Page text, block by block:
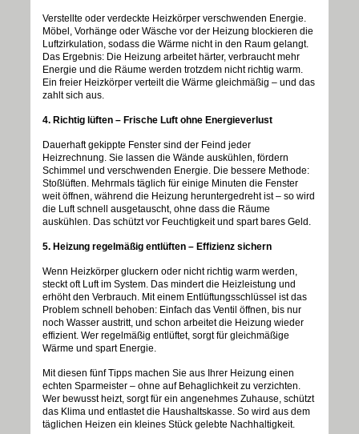
Verstellte oder verdeckte Heizkörper verschwenden Energie.
Möbel, Vorhänge oder Wäsche vor der Heizung blockieren die
Luftzirkulation, sodass die Wärme nicht in den Raum gelangt.
Das Ergebnis: Die Heizung arbeitet härter, verbraucht mehr
Energie und die Räume werden trotzdem nicht richtig warm.
Ein freier Heizkörper verteilt die Wärme gleichmäßig – und das
zahlt sich aus.
4. Richtig lüften – Frische Luft ohne Energieverlust
Dauerhaft gekippte Fenster sind der Feind jeder
Heizrechnung. Sie lassen die Wände auskühlen, fördern
Schimmel und verschwenden Energie. Die bessere Methode:
Stoßlüften. Mehrmals täglich für einige Minuten die Fenster
weit öffnen, während die Heizung heruntergedreht ist – so wird
die Luft schnell ausgetauscht, ohne dass die Räume
auskühlen. Das schützt vor Feuchtigkeit und spart bares Geld.
5. Heizung regelmäßig entlüften – Effizienz sichern
Wenn Heizkörper gluckern oder nicht richtig warm werden,
steckt oft Luft im System. Das mindert die Heizleistung und
erhöht den Verbrauch. Mit einem Entlüftungsschlüssel ist das
Problem schnell behoben: Einfach das Ventil öffnen, bis nur
noch Wasser austritt, und schon arbeitet die Heizung wieder
effizient. Wer regelmäßig entlüftet, sorgt für gleichmäßige
Wärme und spart Energie.
Mit diesen fünf Tipps machen Sie aus Ihrer Heizung einen
echten Sparmeister – ohne auf Behaglichkeit zu verzichten.
Wer bewusst heizt, sorgt für ein angenehmes Zuhause, schützt
das Klima und entlastet die Haushaltskasse. So wird aus dem
täglichen Heizen ein kleines Stück gelebte Nachhaltigkeit.